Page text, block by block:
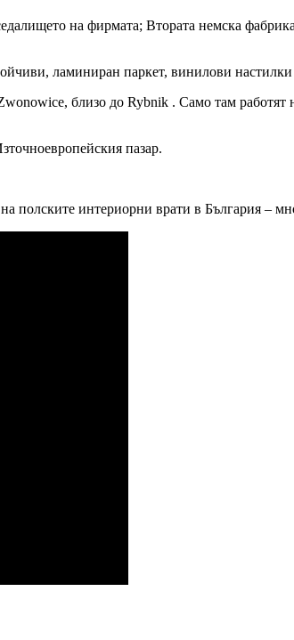
на фирмата; Втората немска
ламиниран паркет, винилови
близо до Rybnik . Само там работят
пазар.
полските интериорни врати в България –